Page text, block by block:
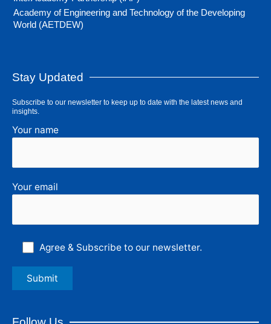
Academy of Engineering and Technology of the Developing
World (AETDEW)
Stay Updated
Subscribe to our newsletter to keep up to date with the latest news and
insights.
Your name
Your email
Agree & Subscribe to our newsletter.